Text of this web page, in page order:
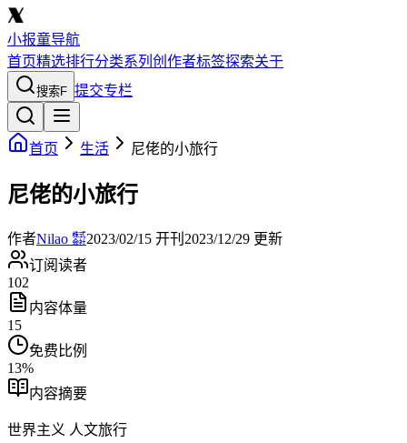
小报童导航
首页精选排行分类系列 创作者标签探索关于
搜索F 提交专栏
首页 生活 尼佬的小旅行
尼佬的小旅行
作者Nilao ㍿2023/02/15 开刊 2023/12/29 更新
订阅读者
102
内容体量
15
免费比例
13%
内容摘要
世界主义 人文旅行